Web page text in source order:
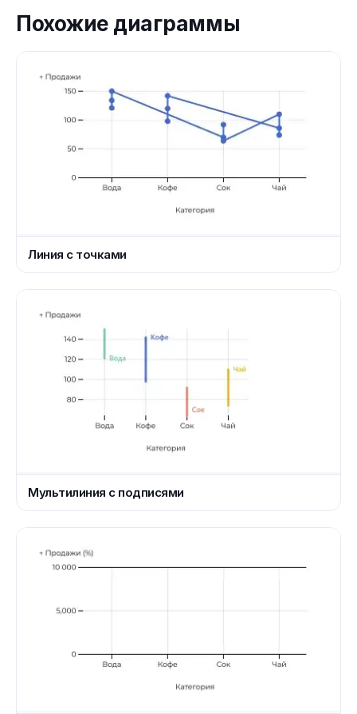
Похожие диаграммы
Линия с точками
Мультилиния с подписями